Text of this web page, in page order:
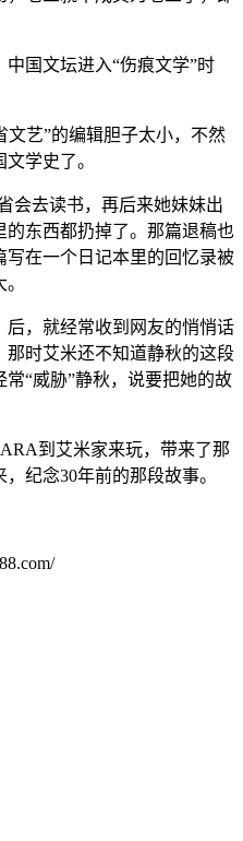
国文坛进入“伤痕文学”时
文艺”的编辑胆子太小，不然
学史了。
会去读书，再后来她妹妹出
的东西都扔掉了。那篇退稿也
在一个日记本里的回忆录被
，就经常收到网友的悄悄话
时艾米还不知道静秋的这段
“威胁”静秋，说要把她的故
到艾米家来玩，带来了那
纪念30年前的那段故事。